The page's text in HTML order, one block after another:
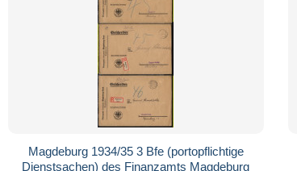
Magdeburg 1934/35 3 Bfe (portopflichtige
Dienstsachen) des Finanzamts Magdeburg